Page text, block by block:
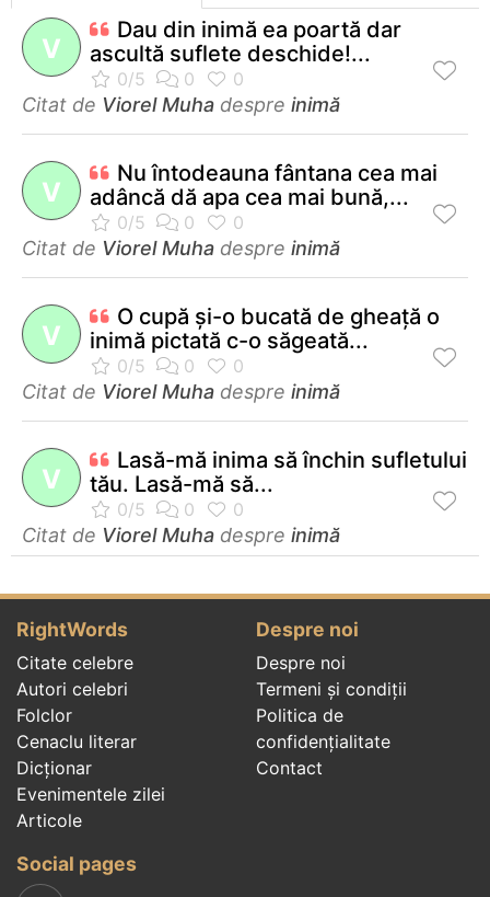
V
Dau din inimă ea poartă dar
ascultă suflete deschide!...
Citat de Viorel Muha despre inimă
V
Nu întodeauna fântana cea mai
adâncă dă apa cea mai bună,...
Citat de Viorel Muha despre inimă
V
O cupă şi-o bucată de gheaţă o
inimă pictată c-o săgeată...
Citat de Viorel Muha despre inimă
V
Lasă-mă inima să închin sufletului
tău. Lasă-mă să...
Citat de Viorel Muha despre inimă
RightWords
Citate celebre
Autori celebri
Folclor
Cenaclu literar
Dicționar
Evenimentele zilei
Articole
Despre noi
Despre noi
Termeni și condiții
Politica de
confidenţialitate
Contact
Social pages